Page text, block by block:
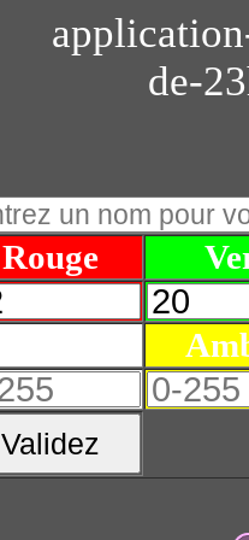
de-
Rouge
Validez